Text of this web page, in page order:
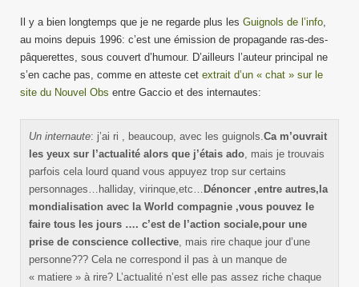
Il y a bien longtemps que je ne regarde plus les Guignols de l’info
au moins depuis 1996: c’est une émission de propagande ras-des-
pâquerettes, sous couvert d’humour. D’ailleurs l’auteur principal ne
s’en cache pas, comme en atteste cet extrait d’un « chat » sur le
site du Nouvel Obs entre Gaccio et des internautes:
Un internaute: j’ai ri , beaucoup, avec les guignols. Ca m’ouvrait
les yeux sur l’actualité alors que j’étais ado , mais je trouvais
parfois cela lourd quand vous appuyez trop sur certains
personnages…halliday, virinque,etc… Dénoncer ,entre autres,la
mondialisation avec la World compagnie ,vous pouvez le
faire tous les jours …. c’est de l’action sociale,pour une
prise de conscience collective , mais rire chaque jour d’une
personne??? Cela ne correspond il pas à un manque de
« matiere » à rire? L’actualité n’est elle pas assez riche chaque